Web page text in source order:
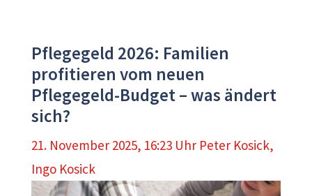
Pflegegeld 2026: Familien
profitieren vom neuen
Pflegegeld-Budget – was ändert
sich?
21. November 2025, 16:23 Uhr Peter Kosick,
Ingo Kosick